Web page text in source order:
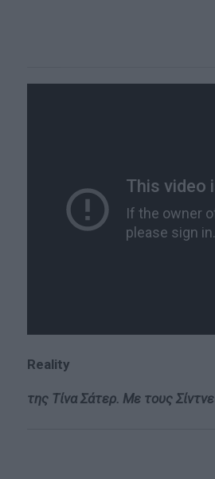
Reality
της Τίνα Σάτερ. Με τους